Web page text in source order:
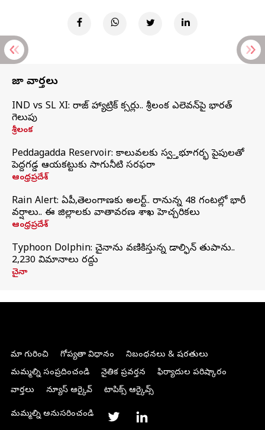
తాజా వార్తలు
IND vs SL XI: సిరాజ్‌ హ్యాట్రిక్‌ సిక్సర్లు.. శ్రీలంక ఎలెవన్‌పై భారత్‌
గెలుపు
శ్రీలంక
Peddagadda Reservoir: కాలువలకు స్వస్తి.. భూగర్భ పైపులతో
పెద్దగడ్డ ఆయకట్టుకు సాగునీటి సరఫరా
ఆంధ్రప్రదేశ్
Rain Alert: ఏపీ,తెలంగాణకు అలర్ట్.. రానున్న 48 గంటల్లో భారీ
వర్షాలు.. ఈ జిల్లాలకు వాతావరణ శాఖ హెచ్చరికలు
ఆంధ్రప్రదేశ్
Typhoon Dolphin: చైనాను వణికిస్తున్న డాల్ఫిన్‌ తుపాను..
2,230 విమానాలు రద్దు
చైనా
మా గురించి గోప్యతా విధానం
నిబంధనలు & షరతులు
మమ్మల్ని సంప్రదించండి
నైతిక ప్రవర్తన
ఫిర్యాదుల పరిష్కారం
వార్తలు
న్యూస్ ఆర్కైవ్ టాపిక్స్ ఆర్కైవ్స్
మమ్మల్ని అనుసరించండి